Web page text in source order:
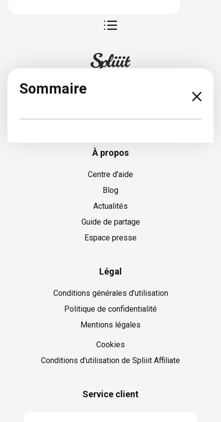
Sommaire
À propos
Centre d'aide
Blog
Actualités
Guide de partage
Espace presse
Légal
Conditions générales d'utilisation
Politique de confidentialité
Mentions légales
Cookies
Conditions d'utilisation de Spliiit Affiliate
Service client